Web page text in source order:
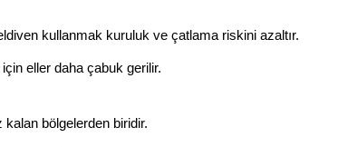
kullanmak kuruluk ve çatlama riskini azaltır.
için eller daha çabuk gerilir.
bölgelerden biridir.